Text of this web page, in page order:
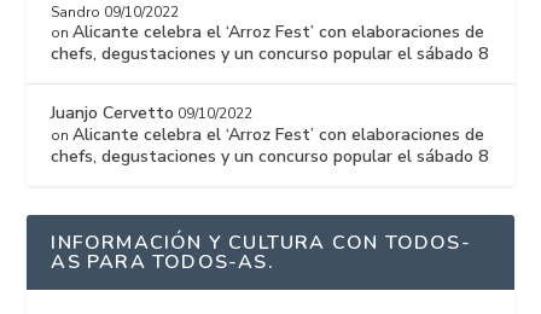
Sandro 09/10/2022
onAlicante celebra el ‘Arroz Fest’ con elaboraciones de
chefs, degustaciones y un concurso popular el sábado 8
Juanjo Cervetto 09/10/2022
onAlicante celebra el ‘Arroz Fest’ con elaboraciones de
chefs, degustaciones y un concurso popular el sábado 8
INFORMACIÓN Y CULTURA CON TODOS-
AS PARA TODOS-AS.